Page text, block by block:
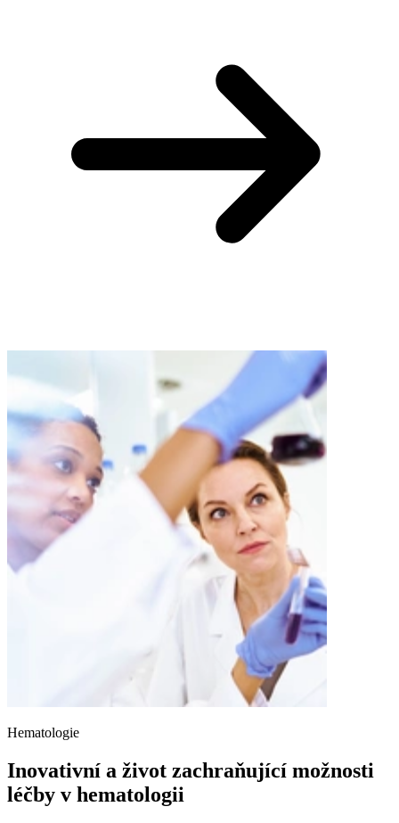
Hematologie
Inovativní a život zachraňující možnosti
léčby v hematologii